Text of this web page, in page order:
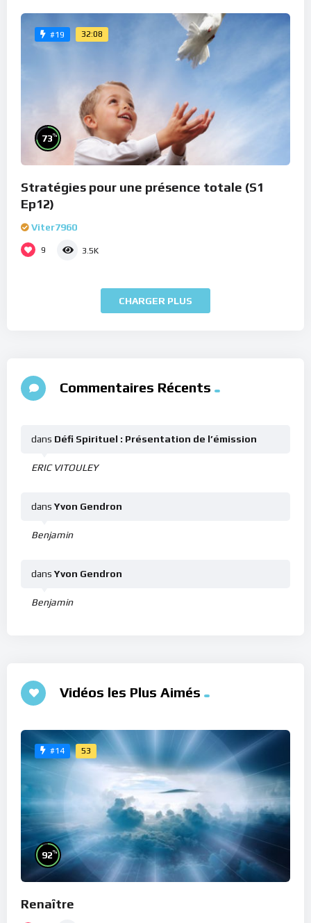
#19 32:08
73%
Stratégies pour une présence totale (S1
Ep12)
Viter7960
9 3.5K
CHARGER PLUS
Commentaires Récents
ERIC VITOULEY
dans Défi Spirituel : Présentation de l’émission
Benjamin
dans Yvon Gendron
Benjamin
dans Yvon Gendron
Vidéos les Plus Aimés
#14 53
92%
Renaître